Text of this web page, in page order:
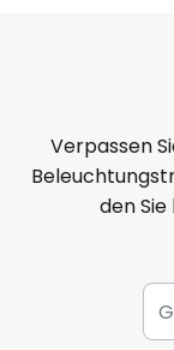
Verpassen
den